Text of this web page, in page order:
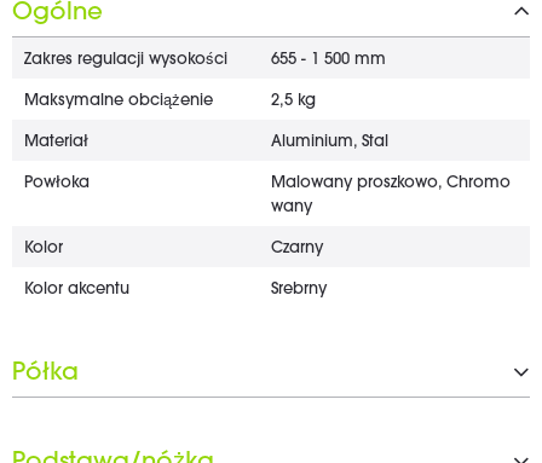
Ogólne
Zakres regulacji wysokości 655 - 1 500 mm
Maksymalne obciążenie 2,5 kg
Materiał Aluminium, Stal
Powłoka
Malowany proszkowo, Chromo
wany
Kolor Czarny
Kolor akcentu Srebrny
Półka